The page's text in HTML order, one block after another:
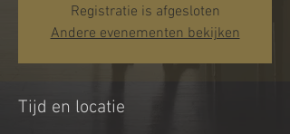
Registratie is afgesloten
Andere evenementen bekijken
Tijd en locatie